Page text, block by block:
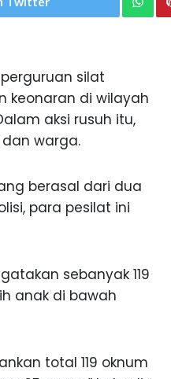
silat
keonaran di wilayah
aksi rusuh itu,
warga.
berasal dari dua
para pesilat ini
sebanyak 119
anak di bawah
total 119 oknum